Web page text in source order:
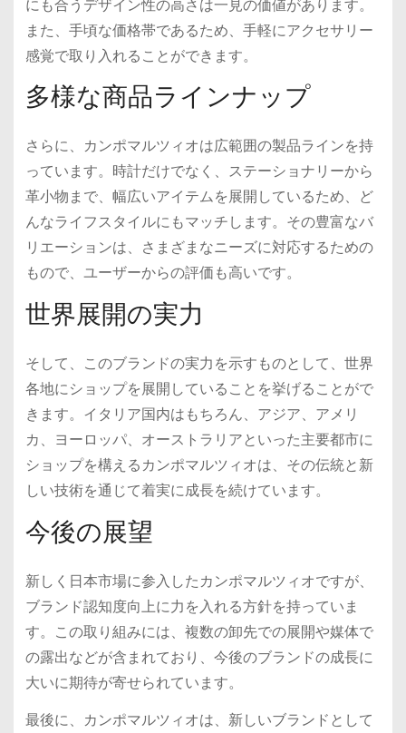
にも合うデザイン性の高さは一見の価値があります。
また、手頃な価格帯であるため、手軽にアクセサリー
感覚で取り入れることができます。
多様な商品ラインナップ
さらに、カンポマルツィオは広範囲の製品ラインを持
っています。時計だけでなく、ステーショナリーから
革小物まで、幅広いアイテムを展開しているため、ど
んなライフスタイルにもマッチします。その豊富なバ
リエーションは、さまざまなニーズに対応するための
もので、ユーザーからの評価も高いです。
世界展開の実力
そして、このブランドの実力を示すものとして、世界
各地にショップを展開していることを挙げることがで
きます。イタリア国内はもちろん、アジア、アメリ
カ、ヨーロッパ、オーストラリアといった主要都市に
ショップを構えるカンポマルツィオは、その伝統と新
しい技術を通じて着実に成長を続けています。
今後の展望
新しく日本市場に参入したカンポマルツィオですが、
ブランド認知度向上に力を入れる方針を持っていま
す。この取り組みには、複数の卸先での展開や媒体で
の露出などが含まれており、今後のブランドの成長に
大いに期待が寄せられています。
最後に、カンポマルツィオは、新しいブランドとして